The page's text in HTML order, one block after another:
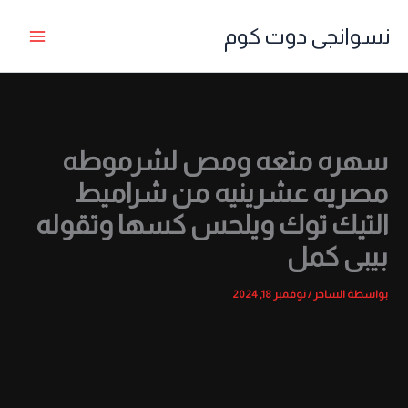
نسوانجى دوت كوم
سهره متعه ومص لشرموطه
مصريه عشرينيه من شراميط
التيك توك ويلحس كسها وتقوله
بيبى كمل
بواسطة الساحر/نوفمبر 18, 2024